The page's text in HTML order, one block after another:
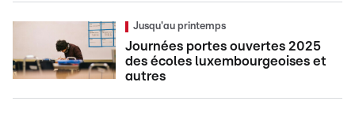
Jusqu'au printemps
Journées portes ouvertes 2025
des écoles luxembourgeoises et
autres